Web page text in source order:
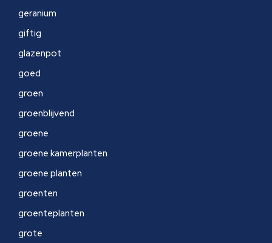
geranium
giftig
glazenpot
goed
groen
groenblijvend
groene
groene kamerplanten
groene planten
groenten
groenteplanten
grote